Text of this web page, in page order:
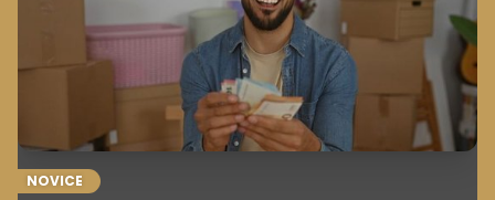
NOVICE